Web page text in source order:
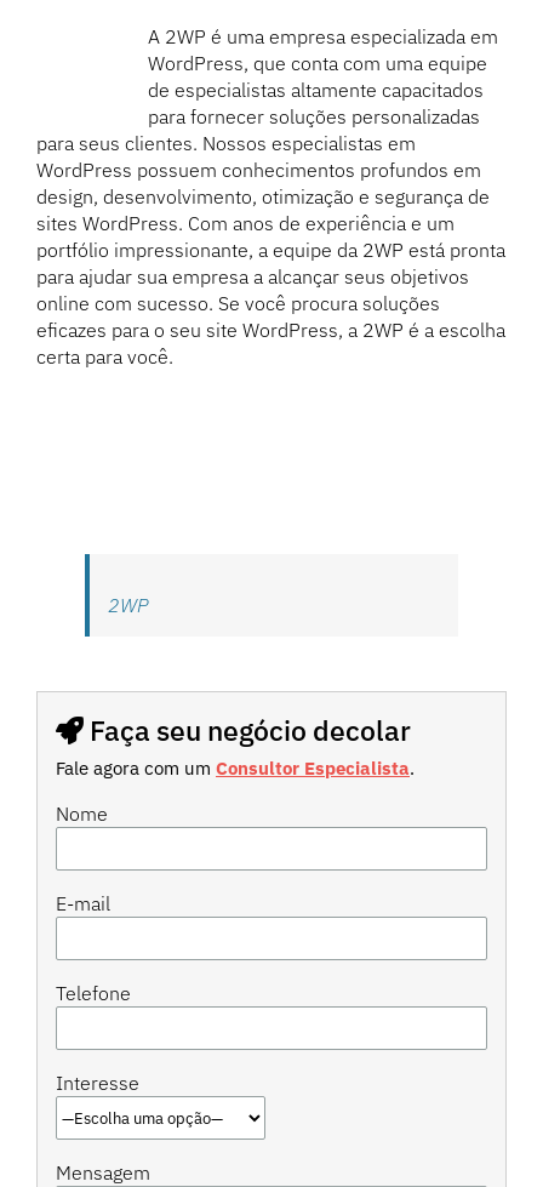
A 2WP é uma empresa especializada em
WordPress, que conta com uma equipe
de especialistas altamente capacitados
para fornecer soluções personalizadas
para seus clientes. Nossos especialistas em
WordPress possuem conhecimentos profundos em
design, desenvolvimento, otimização e segurança de
sites WordPress. Com anos de experiência e um
portfólio impressionante, a equipe da 2WP está pronta
para ajudar sua empresa a alcançar seus objetivos
online com sucesso. Se você procura soluções
eficazes para o seu site WordPress, a 2WP é a escolha
certa para você.
2WP
Faça seu negócio decolar
Fale agora com um Consultor Especialista.
Nome
E-mail
Telefone
Interesse
Mensagem